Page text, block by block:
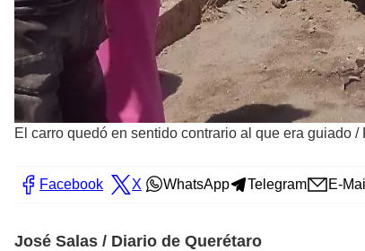
El carro quedó en sentido contrario al que era guiado /
Facebook X WhatsApp Telegram E-Mail
José Salas / Diario de Querétaro